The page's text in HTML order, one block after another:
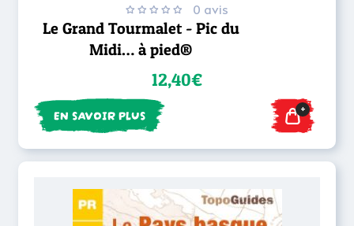
0 avis
Le Grand Tourmalet - Pic du
Midi… à pied®
12,40€
EN SAVOIR PLUS +